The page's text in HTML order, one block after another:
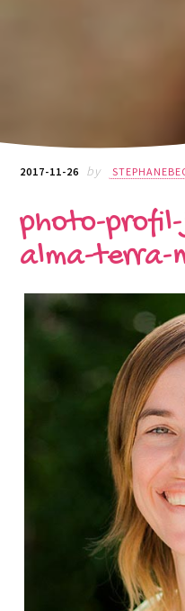
2017-11-26 by
photo-
alma-terra-